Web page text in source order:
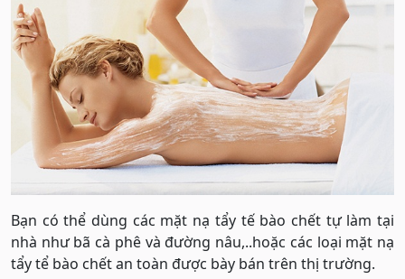
Bạn có thể dùng các mặt nạ tẩy tế bào chết tự làm tại
nhà như bã cà phê và đường nâu,..hoặc các loại mặt nạ
tẩy tể bào chết an toàn được bày bán trên thị trường.